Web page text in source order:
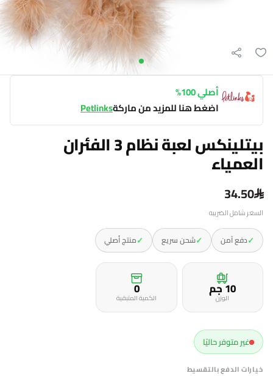
أصلي 100%
اضغط هنا للمزيد من ماركةPetlinks
بيتلينكس لعبة نظام 3 الفئران
العمياء
34.50
السعر شامل الضريبه
✓دفع آمن ✓شحن سريع ✓منتج أصلي
10 جمالوزن 0
الكمية المتبقية
غير متوفر حاليًا
خيارات الدفع بالتقسيط